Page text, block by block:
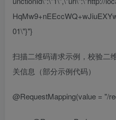
01\"}"}
扫描二维码请求示例，校验二
关信息 （部分示例代码）
@RequestMapping(value = "/